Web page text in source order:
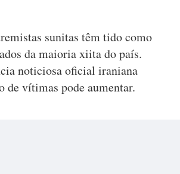
sunitas têm tido como
da maioria xiita do país.
noticiosa oficial iraniana
de vítimas pode aumentar.